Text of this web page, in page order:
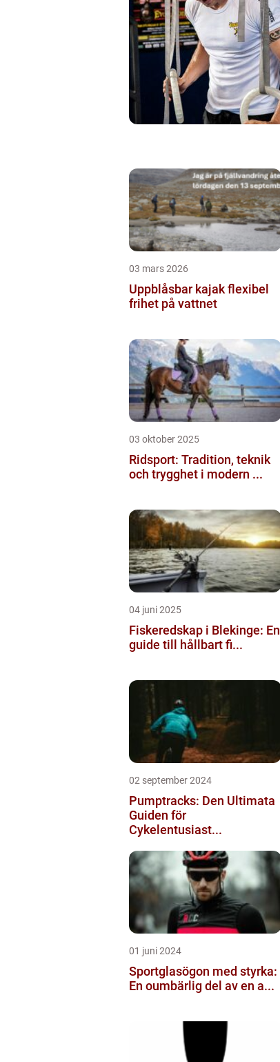
03 mars 2026
Uppblåsbar kajak flexibel
frihet på vattnet
03 oktober 2025
Ridsport: Tradition, teknik
och trygghet i modern ...
04 juni 2025
Fiskeredskap i Blekinge: En
guide till hållbart fi...
02 september 2024
Pumptracks: Den Ultimata
Guiden för
Cykelentusiast...
01 juni 2024
Sportglasögon med styrka:
En oumbärlig del av en a...